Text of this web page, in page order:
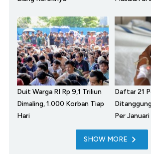
Duit Warga RI Rp 9,1 Triliun
Dimaling, 1.000 Korban Tiap
Hari
Daftar 21
Per
SHOW MORE